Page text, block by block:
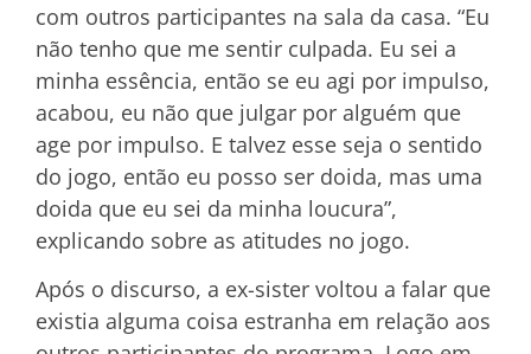
com outros participantes na sala da casa. “Eu
não tenho que me sentir culpada. Eu sei a
minha essência, então se eu agi por impulso,
acabou, eu não que julgar por alguém que
age por impulso. E talvez esse seja o sentido
do jogo, então eu posso ser doida, mas uma
doida que eu sei da minha loucura”,
explicando sobre as atitudes no jogo.
Após o discurso, a ex-sister voltou a falar que
existia alguma coisa estranha em relação aos